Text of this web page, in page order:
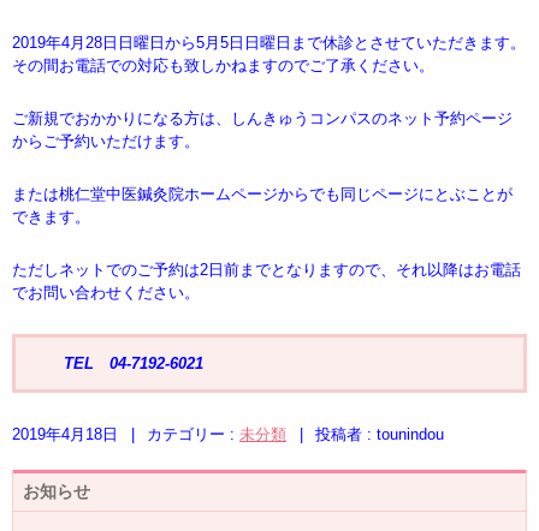
2019年4月28日日曜日から5月5日日曜日まで休診とさせていただきます。
その間お電話での対応も致しかねますのでご了承ください。
ご新規でおかかりになる方は、しんきゅうコンパスのネット予約ページ
からご予約いただけます。
または桃仁堂中医鍼灸院ホームページからでも同じページにとぶことが
できます。
ただしネットでのご予約は2日前までとなりますので、それ以降はお電話
でお問い合わせください。
TEL 04-7192-6021
2019年4月18日 カテゴリー : 未分類 投稿者 : tounindou
お知らせ